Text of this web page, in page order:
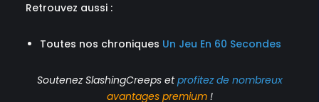
Retrouvez aussi :
Toutes nos chroniques Un Jeu En 60 Secondes
Soutenez SlashingCreeps etprofitez de nombreux
avantagespremium!